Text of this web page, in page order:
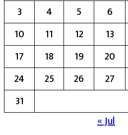
3
4 5 6
10
11 12 13
17
18 19 20
24
25 26 27
31
« Jul